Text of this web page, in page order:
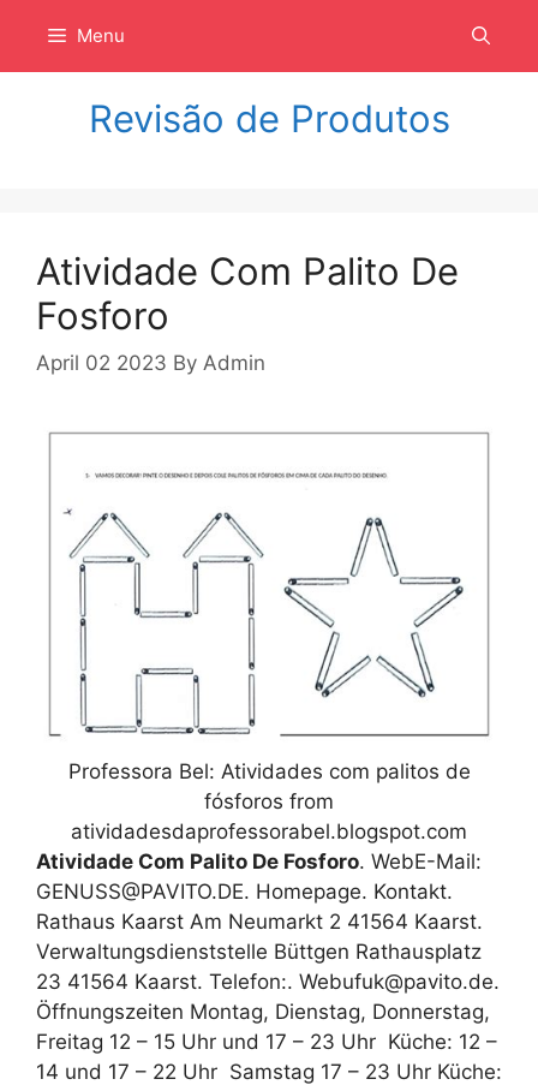
isi
Menu
Revisão de Produtos
Atividade Com Palito De
Fosforo
April 02 2023 By Admin
Professora Bel: Atividades com palitos de
fósforos from
atividadesdaprofessorabel.blogspot.com
Atividade Com Palito De Fosforo. WebE-Mail:
GENUSS@PAVITO.DE. Homepage. Kontakt.
Rathaus Kaarst Am Neumarkt 2 41564 Kaarst.
Verwaltungsdienststelle Büttgen Rathausplatz
23 41564 Kaarst. Telefon:. Web‍ufuk@pavito.de.
Öffnungszeiten Montag, Dienstag, Donnerstag,
Freitag 12 – 15 Uhr und 17 – 23 Uhr ‍ Küche: 12 –
14 und 17 – 22 Uhr ‍ ‍Samstag 17 – 23 Uhr Küche: